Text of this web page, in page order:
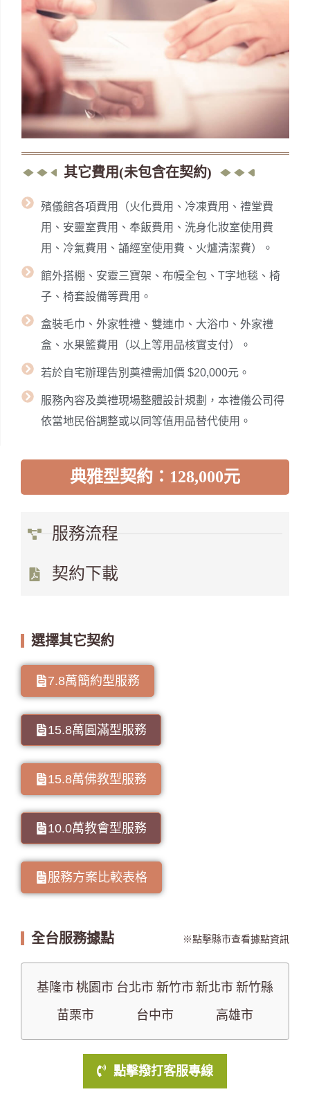
典雅型契約：128,000元
服務流程
契約下載
選擇其它契約
7.8萬簡約型服務
15.8萬圓滿型服務
15.8萬佛教型服務
10.0萬教會型服務
服務方案比較表格
全台服務據點 點擊縣市查看據點資訊
基隆市 桃園市
苗栗市
台北市 新竹市
台中市
新北市 新竹縣
高雄市
點擊撥打客服專線
其它費用(未包含在契約)
殯儀館各項費用（火化費用、冷凍費用、禮堂費
用、安靈室費用、奉飯費用、洗身化妝室使用費
用、冷氣費用、誦經室使用費、火爐清潔費）。
館外搭棚、安靈三寶架、布幔全包、T字地毯、椅
子、椅套設備等費用。
盒裝毛巾、外家牲禮、雙連巾、大浴巾、外家禮
盒、水果籃費用（以上等用品核實支付）。
若於自宅辦理告別奠禮需加價 $20,000元。
服務內容及奠禮現場整體設計規劃，本禮儀公司得
依當地民俗調整或以同等值用品替代使用。